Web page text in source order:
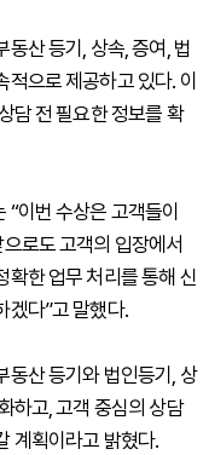
산 등기, 상속, 증여, 법
으로 제공하고 있다. 이
담 전 필요한 정보를 확
이번 수상은 고객들이
로도 고객의 입장에서
확한 업무 처리를 통해 신
겠다”고 말했다.
동산 등기와 법인등기, 상
하고, 고객 중심의 상담
계획이라고 밝혔다.